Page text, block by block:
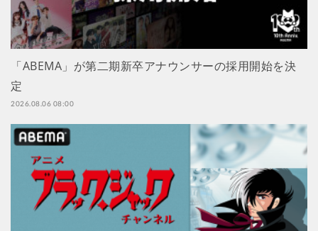
「ABEMA」が第二期新卒アナウンサーの採用開始を決
定
2026.08.06 08:00